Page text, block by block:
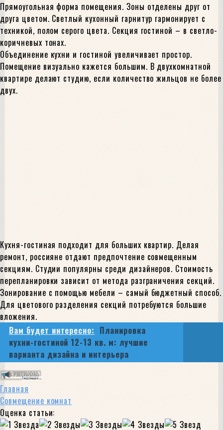
Прямоугольная форма помещения. Зоны отделены друг от
друга цветом. Светлый кухонный гарнитур гармонирует с
техникой, полом серого цвета. Секция гостиной – в светло-
коричневых тонах.
Объединение кухни и гостиной увеличивает простор.
Помещение визуально кажется большим. В двухкомнатной
квартире делают студию, если количество жильцов не более
двух.
Кухня-гостиная подходит для больших квартир. Делая
ремонт, россияне отдают предпочтение совмещенным
секциям. Студии популярны среди дизайнеров. Стоимость
перепланировки зависит от метода разграничения секций.
Зонирование с помощью мебели – самый бюджетный способ.
Для цветового разделения секций потребуются большие
вложения.
Вам будет интересно: Планировка
кухни-гостиной 12-13 кв. м: лучшие
варианта дизайна и интерьера
Главная
Совмещение комнат
Оценка статьи: